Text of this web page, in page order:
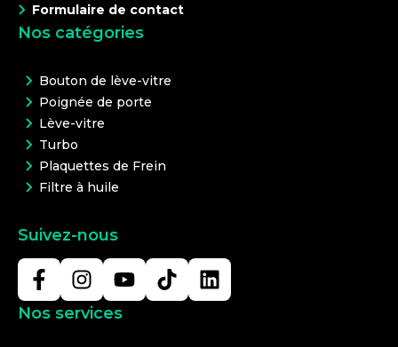
Formulaire de contact
Nos catégories
Bouton de lève-vitre
Poignée de porte
Lève-vitre
Turbo
Plaquettes de Frein
Filtre à huile
Suivez-nous
Nos services